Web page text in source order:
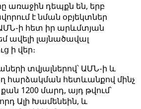
առաջին դեպքն են, երբ
է նման օբյեկտներ
ի հետ իր արևմտյան
ավելի լայնածավալ
ի վեր։
տվյալներով՝ ԱՄՆ-ի և
հարձակման հետևանքով մինչ
քան 1200 մարդ, այդ թվում՝
Ալի Խամենեին, և